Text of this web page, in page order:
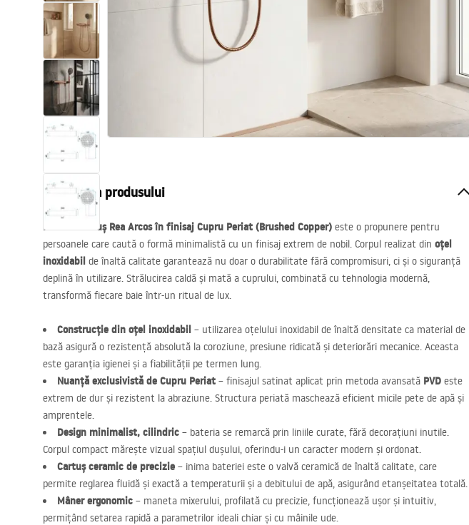
Cazi cu paravane
Baterii sanitare
Dusuri
Descrierea produsului
Bateria de duș Rea Arcos în finisaj Cupru Periat (Brushed Copper) este o propunere pentru
persoanele care caută o formă minimalistă cu un finisaj extrem de nobil. Corpul realizat din oțel
inoxidabil de înaltă calitate garantează nu doar o durabilitate fără compromisuri, ci și o siguranță
deplină în utilizare. Strălucirea caldă și mată a cuprului, combinată cu tehnologia modernă,
transformă fiecare baie într-un ritual de lux.
Construcție din oțel inoxidabil – utilizarea oțelului inoxidabil de înaltă densitate ca material de
bază asigură o rezistență absolută la coroziune, presiune ridicată și deteriorări mecanice. Aceasta
este garanția igienei și a fiabilității pe termen lung.
Nuanță exclusivistă de Cupru Periat – finisajul satinat aplicat prin metoda avansată PVD este
extrem de dur și rezistent la abraziune. Structura periată maschează eficient micile pete de apă și
amprentele.
Design minimalist, cilindric – bateria se remarcă prin liniile curate, fără decorațiuni inutile.
Corpul compact mărește vizual spațiul dușului, oferindu-i un caracter modern și ordonat.
Cartuș ceramic de precizie – inima bateriei este o valvă ceramică de înaltă calitate, care
permite reglarea fluidă și exactă a temperaturii și a debitului de apă, asigurând etanșeitatea totală.
Mâner ergonomic – maneta mixerului, profilată cu precizie, funcționează ușor și intuitiv,
permițând setarea rapidă a parametrilor ideali chiar și cu mâinile ude.